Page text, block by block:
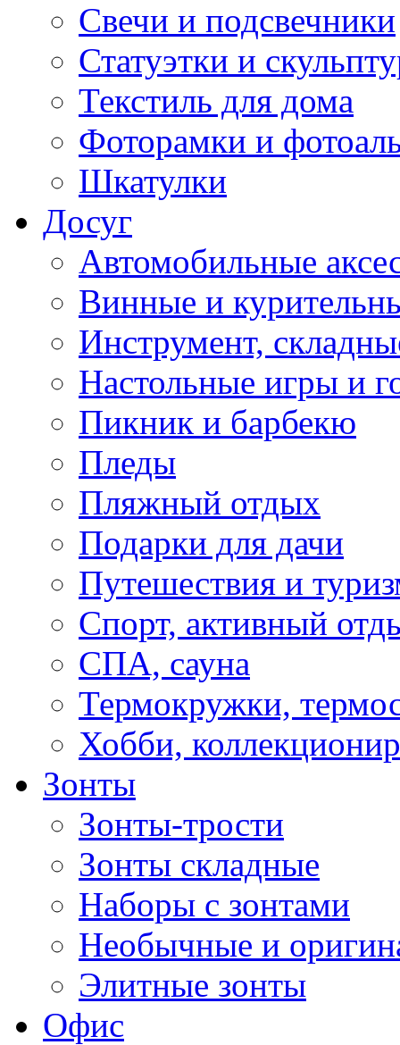
Свечи и подсвечники
Статуэтки и
Текстиль для дома
Фоторамки и
Шкатулки
Досуг
Автомобильные
Винные и
Инструмент,
Настольные игры и
Пикник и барбекю
Пледы
Пляжный отдых
Подарки для дачи
Путешествия и
Спорт, активный
СПА, сауна
Термокружки,
Хобби,
Зонты
Зонты-трости
Зонты складные
Наборы с зонтами
Необычные и
Элитные зонты
Офис